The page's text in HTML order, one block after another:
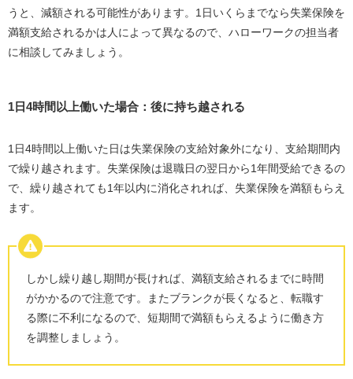
うと、減額される可能性があります。 1 日いくらまでなら失業保険を
満額支給されるかは人によって異なるので、ハローワークの担当者
に相談してみましょう。
1日4時間以上働いた場合：後に持ち越される
1日4時間以上働いた日は失業保険の支給対象外になり、支給期間内
で繰り越されます。失業保険は退職日の翌日から1年間受給できるの
で、繰り越されても1年以内に消化されれば、失業保険を満額もらえ
ます。
しかし繰り越し期間が長ければ、満額支給されるまでに時間
がかかるので注意です。またブランクが長くなると、転職す
る際に不利になるので、短期間で満額もらえるように働き方
を調整しましょう。